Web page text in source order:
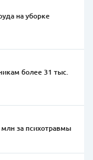
на уборке
более 31 тыс.
за психотравмы